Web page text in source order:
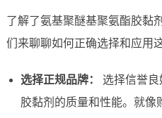
了解了氨基聚醚基聚氨酯胶黏
们来聊聊如何正确选择和应用
选择正规品牌：
选择信誉
胶黏剂的质量和性能。就像